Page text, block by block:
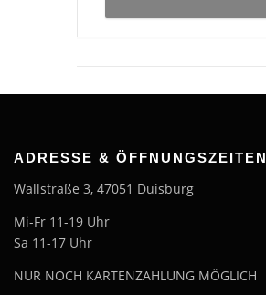
ADRESSE & ÖFFNUNGSZEITEN
Wallstraße 3, 47051 Duisburg
Mi-Fr 11-19 Uhr
Sa 11-17 Uhr
NUR NOCH KARTENZAHLUNG MÖGLICH